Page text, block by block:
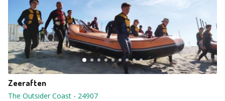
Zeeraften
The Outsider Coast - 24907